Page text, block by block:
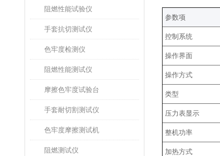
阻燃性能试验仪
手套抗切测试仪
色牢度检测仪
阻燃性能测试仪
摩擦色牢度试验台
手套耐切割测试仪
色牢度摩擦测试机
阻燃测试仪
‌参数项‌
控制系统
操作界面
操作方式
类型
压力表显示
整机功率
加热方式